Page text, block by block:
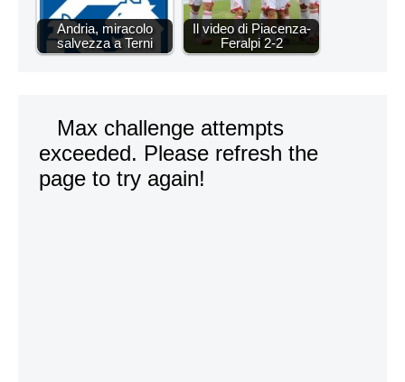
Andria, miracolo
salvezza a Terni
Il video di Piacenza-
Feralpi 2-2